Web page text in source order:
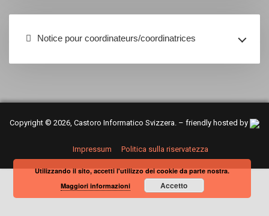
Notice pour coordinateurs/coordinatrices
Copyright © 2026, Castoro Informatico Svizzera. – friendly hosted by
Impressum Politica sulla riservatezza
Utilizzando il sito, accetti l'utilizzo dei cookie da parte nostra.
Maggiori informazioni
Accetto